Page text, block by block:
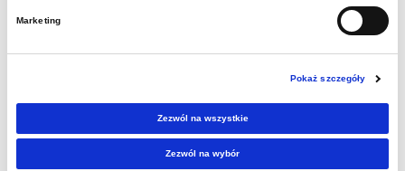
Marketing
Pokaż szczegóły
Zezwól na wszystkie
Zezwól na wybór
Zabrzu! To właśnie ona zdobyła serca głosujących,
udowadniając, że przemysłowe dziedzictwo Śląska
potrafi być prawdziwym cudem – pełnym historii,
emocji i podziemnych wrażeń.
Dziękujemy wszystkim, którzy oddali głos – razem